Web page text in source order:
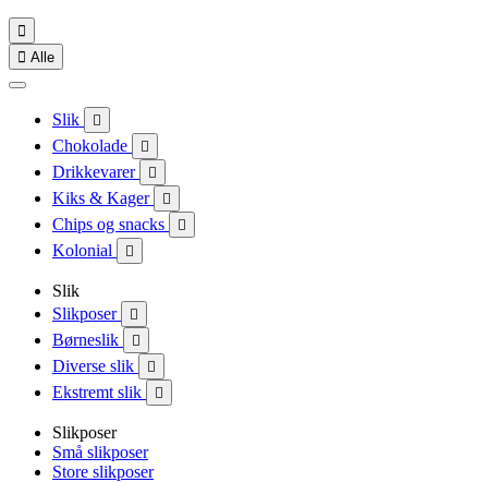

 Alle
Slik 
Chokolade 
Drikkevarer 
Kiks & Kager 
Chips og snacks 
Kolonial 
Slik
Slikposer

Børneslik 
Diverse slik 
Ekstremt slik 
Slikposer
Små slikposer
Store slikposer